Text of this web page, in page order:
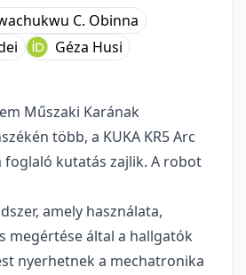
C. Obinna
Géza Husi
Műszaki Karának
több, a KUKA KR5 Arc
kutatás zajlik. A robot
amely használata,
megértése által a hallgatók
nyerhetnek a mechatronika